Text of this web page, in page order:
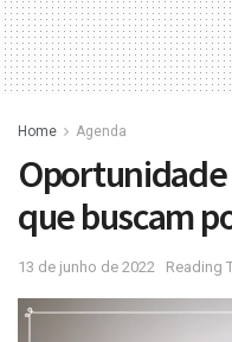
Home Agenda
que buscam
13 de junho de 2022 Reading